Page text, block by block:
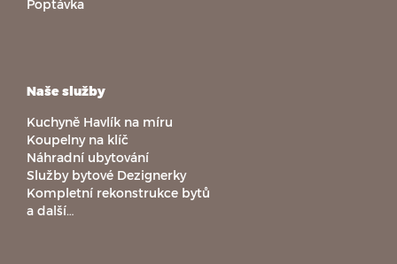
Poptávka
Naše služby
Kuchyně Havlík na míru
Koupelny na klíč
Náhradní ubytování
Služby bytové Dezignerky
Kompletní rekonstrukce bytů
a další…